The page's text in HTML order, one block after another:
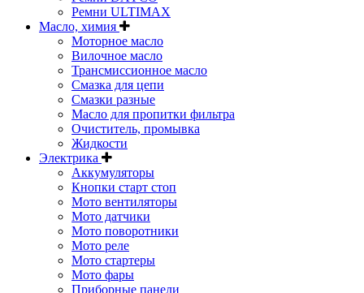
Ремни ULTIMAX
Масло, химия
Моторное масло
Вилочное масло
Трансмиссионное масло
Смазка для цепи
Смазки разные
Масло для пропитки фильтра
Очиститель, промывка
Жидкости
Электрика
Аккумуляторы
Кнопки старт стоп
Мото вентиляторы
Мото датчики
Мото поворотники
Мото реле
Мото стартеры
Мото фары
Приборные панели